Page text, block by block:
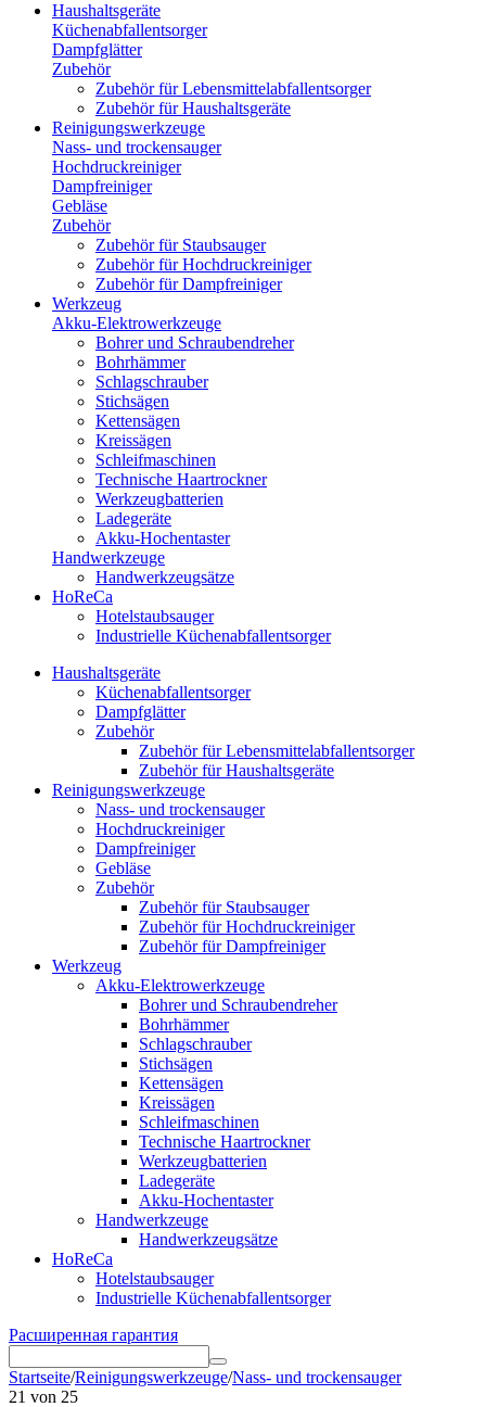
Haushaltsgeräte
Küchenabfallentsorger
Dampfglätter
Zubehör
Zubehör für Lebensmittelabfallentsorger
Zubehör für Haushaltsgeräte
Reinigungswerkzeuge
Nass- und trockensauger
Hochdruckreiniger
Dampfreiniger
Gebläse
Zubehör
Zubehör für Staubsauger
Zubehör für Hochdruckreiniger
Zubehör für Dampfreiniger
Werkzeug
Akku-Elektrowerkzeuge
Bohrer und Schraubendreher
Bohrhämmer
Schlagschrauber
Stichsägen
Kettensägen
Kreissägen
Schleifmaschinen
Technische Haartrockner
Werkzeugbatterien
Ladegeräte
Akku-Hochentaster
Handwerkzeuge
Handwerkzeugsätze
HoReCa
Hotelstaubsauger
Industrielle Küchenabfallentsorger
Haushaltsgeräte
Küchenabfallentsorger
Dampfglätter
Zubehör
Zubehör für Lebensmittelabfallentsorger
Zubehör für Haushaltsgeräte
Reinigungswerkzeuge
Nass- und trockensauger
Hochdruckreiniger
Dampfreiniger
Gebläse
Zubehör
Zubehör für Staubsauger
Zubehör für Hochdruckreiniger
Zubehör für Dampfreiniger
Werkzeug
Akku-Elektrowerkzeuge
Bohrer und Schraubendreher
Bohrhämmer
Schlagschrauber
Stichsägen
Kettensägen
Kreissägen
Schleifmaschinen
Technische Haartrockner
Werkzeugbatterien
Ladegeräte
Akku-Hochentaster
Handwerkzeuge
Handwerkzeugsätze
HoReCa
Hotelstaubsauger
Industrielle Küchenabfallentsorger
Расширенная гарантия
Startseite/Reinigungswerkzeuge/Nass- und trockensauger
21 von 25